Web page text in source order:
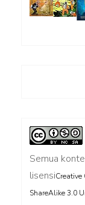
Semua
lisensi
ShareAlike 3.0